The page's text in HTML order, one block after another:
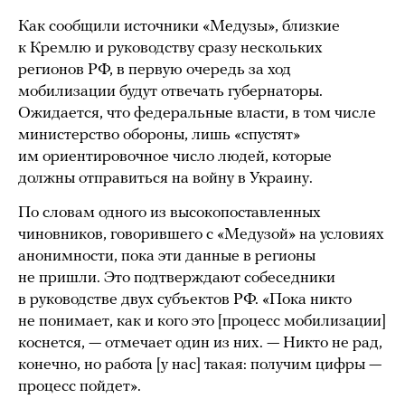
Как сообщили источники «Медузы», близкие
к Кремлю и руководству сразу нескольких
регионов РФ, в первую очередь за ход
мобилизации будут отвечать губернаторы.
Ожидается, что федеральные власти, в том числе
министерство обороны, лишь «спустят»
им ориентировочное число людей, которые
должны отправиться на войну в Украину.
По словам одного из высокопоставленных
чиновников, говорившего с «Медузой» на условиях
анонимности, пока эти данные в регионы
не пришли. Это подтверждают собеседники
в руководстве двух субъектов РФ. «Пока никто
не понимает, как и кого это [процесс мобилизации]
коснется, — отмечает один из них. — Никто не рад,
конечно, но работа [у нас] такая: получим цифры —
процесс пойдет».